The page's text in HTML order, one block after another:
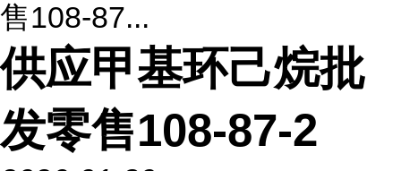
售108-87...
供应甲基环己烷批
发零售108-87-2